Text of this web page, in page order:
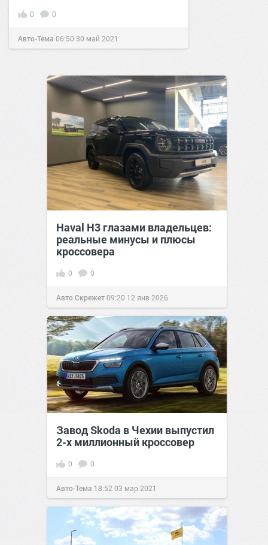
0 0
Авто-Тема 06:50 30 май 2021
Haval H3 глазами владельцев:
реальные минусы и плюсы
кроссовера
0 0
Авто Скрежет09:20 12 янв 2026
Завод Skoda в Чехии выпустил
2-х миллионный кроссовер
0 0
Авто-Тема 18:52 03 мар 2021